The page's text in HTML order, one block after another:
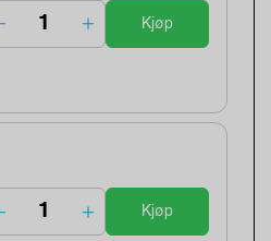
Kjøp
Kjøp